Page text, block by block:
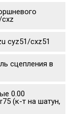
cxz
cyz51/cxz51
сцепления в
0.00
(к-т на шатун,